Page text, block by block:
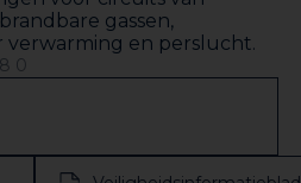
gassen,
verwarming en perslucht.
0